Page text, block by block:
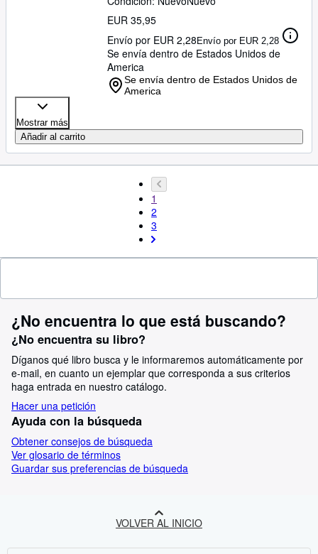
EUR 35,95
Envío por EUR 2,28Envío por EUR 2,28
Se envía dentro de Estados Unidos de
America
Se envía dentro de Estados Unidos de
America
Mostrar más
Añadir al carrito
1
2
3
¿No encuentra lo que está buscando?
¿No encuentra su libro?
Díganos qué libro busca y le informaremos automáticamente por
e-mail, en cuanto un ejemplar que corresponda a sus criterios
haga entrada en nuestro catálogo.
Hacer una petición
Ayuda con la búsqueda
Obtener consejos de búsqueda
Ver glosario de términos
Guardar sus preferencias de búsqueda
VOLVER AL INICIO